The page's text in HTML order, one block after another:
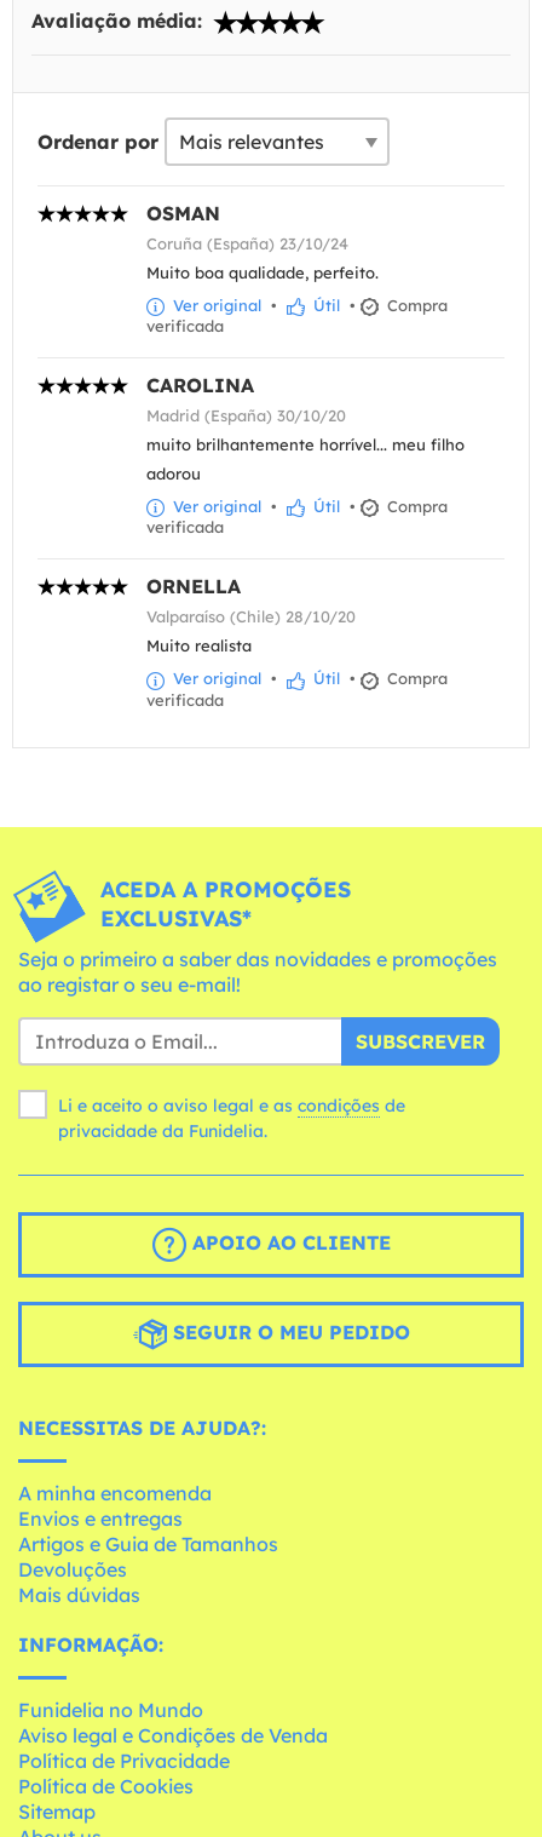
Avaliação média:
Ordenar por
OSMAN
Coruña (España) 23/10/24
Muito boa qualidade, perfeito.
Ver original • Útil •
Compra
verificada
CAROLINA
Madrid (España) 30/10/20
muito brilhantemente horrível... meu filho
adorou
Ver original • Útil •
Compra
verificada
ORNELLA
Valparaíso (Chile) 28/10/20
Muito realista
Ver original • Útil •
Compra
verificada
ACEDA A PROMOÇÕES
EXCLUSIVAS*
Seja o primeiro a saber das novidades e promoções
ao registar o seu e-mail!
SUBSCREVER
Li e aceito o aviso legal e as condições
privacidade da Funidelia.
APOIO AO CLIENTE
SEGUIR O MEU PEDIDO
NECESSITAS DE AJUDA?:
A minha encomenda
Envios e entregas
Artigos e Guia de Tamanhos
Devoluções
Mais dúvidas
INFORMAÇÃO:
Funidelia no Mundo
Aviso legal e Condições de Venda
Política de Privacidade
Política de Cookies
Sitemap